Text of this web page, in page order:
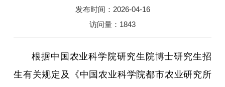
研究生培养
成果转化
发布时间：2026-04-16
访问量： 1843
根据中国农业科学院研究生院博士研究生招
生有关规定及《中国农业科学院都市农业研究所